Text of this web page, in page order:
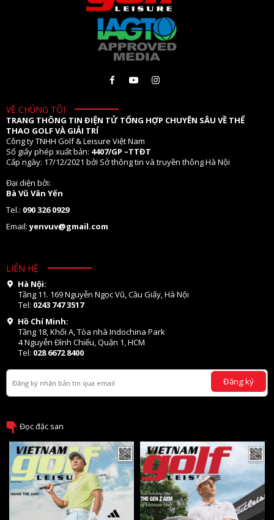
VỀ CHÚNG TÔI
TRANG THÔNG TIN ĐIỆN TỬ TỔNG HỢP CHUYÊN SÂU VỀ THỂ
THAO GOLF VÀ GIẢI TRÍ
Công ty TNHH Golf & Leisure Việt Nam
Số giấy phép xuất bản: 4407/GP –TTĐT
Cấp ngày: 17/12/2021 bởi Sở thông tin và truyền thông Hà Nội
Đại diện bởi:
Bà Vũ Vân Yến
Tel.: 090 326 0929
Email:yenvuv@gmail.com
LIÊN HỆ
Hà Nội:
Tầng 11. 169 Nguyễn Ngọc Vũ, Cầu Giấy, Hà Nội
Tel: 0243 747 3517
Hồ Chí Minh:
Tầng 18, Khối A, Tòa nhà Indochina Park
4 Nguyễn Đình Chiểu, Quận 1, HCM
Tel: 028 6672 8400
Đăng ký
Đọc đặc san